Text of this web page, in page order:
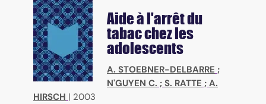
Aide à l'arrêt du
tabac chez les
adolescents
A. STOEBNER-DELBARRE ;
N'GUYEN C. ; S. RATTE ; A.
HIRSCH | 2003